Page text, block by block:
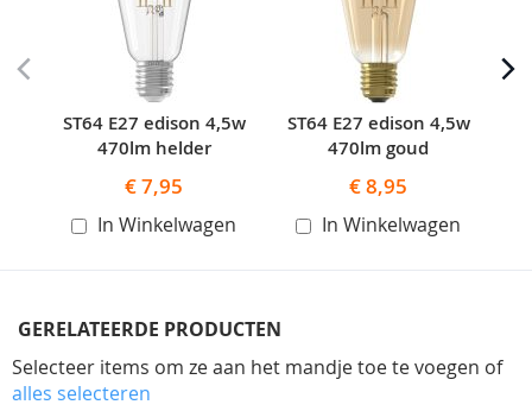
ST64 E27 edison 4,5w
470lm helder
€ 7,95
In Winkelwagen
ST64 E27 edison 4,5w
470lm goud
€ 8,95
In Winkelwagen
GERELATEERDE PRODUCTEN
Selecteer items om ze aan het mandje toe te voegen of
alles selecteren